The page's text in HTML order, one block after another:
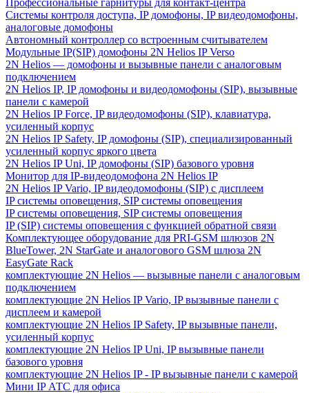
Профессиональные гарнитуры для контакт-центра
Системы контроля доступа, IP домофоны, IP видеодомофоны,
аналоговые домофоны
Автономный контроллер со встроенным считывателем
Модульные IP(SIP) домофоны 2N Helios IP Verso
2N Helios — домофоны и вызывные панели с аналоговым
подключением
2N Helios IP, IP домофоны и видеодомофоны (SIP), вызывные
панели с камерой
2N Helios IP Force, IP видеодомофоны (SIP), клавиатура,
усиленный корпус
2N Helios IP Safety, IP домофоны (SIP), специализированный
усиленный корпус яркого цвета
2N Helios IP Uni, IP домофоны (SIP) базового уровня
Монитор для IP-видеодомофона 2N Helios IP
2N Helios IP Vario, IP видеодомофоны (SIP) с дисплеем
IP системы оповещения, SIP системы оповещения
IP системы оповещения, SIP системы оповещения
IP (SIP) системы оповещения с функцией обратной связи
Комплектующее оборудование для PRI-GSM шлюзов 2N
BlueTower, 2N StarGate и аналогового GSM шлюза 2N
EasyGate Rack
комплектующие 2N Helios — вызывные панели с аналоговым
подключением
комплектующие 2N Helios IP Vario, IP вызывные панели с
дисплеем и камерой
комплектующие 2N Helios IP Safety, IP вызывные панели,
усиленный корпус
комплектующие 2N Helios IP Uni, IP вызывные панели
базового уровня
комплектующие 2N Helios IP - IP вызывные панели с камерой
Мини IP АТС для офиса